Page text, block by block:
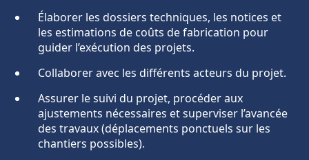
Élaborer les dossiers techniques, les notices et
les estimations de coûts de fabrication pour
guider l’exécution des projets.
Collaborer avec les différents acteurs du projet.
Assurer le suivi du projet, procéder aux
ajustements nécessaires et superviser l’avancée
des travaux (déplacements ponctuels sur les
chantiers possibles).